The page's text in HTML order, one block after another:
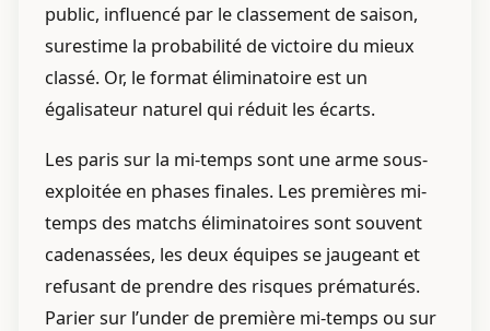
public, influencé par le classement de saison,
surestime la probabilité de victoire du mieux
classé. Or, le format éliminatoire est un
égalisateur naturel qui réduit les écarts.
Les paris sur la mi-temps sont une arme sous-
exploitée en phases finales. Les premières mi-
temps des matchs éliminatoires sont souvent
cadenassées, les deux équipes se jaugeant et
refusant de prendre des risques prématurés.
Parier sur l’under de première mi-temps ou sur